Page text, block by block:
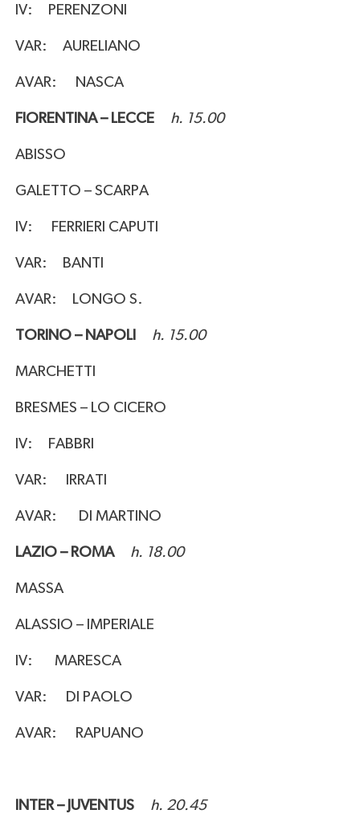
IV: PERENZONI
VAR: AURELIANO
AVAR: NASCA
FIORENTINA – LECCE h. 15.00
ABISSO
GALETTO – SCARPA
IV: FERRIERI CAPUTI
VAR: BANTI
AVAR: LONGO S.
TORINO – NAPOLI h. 15.00
MARCHETTI
BRESMES – LO CICERO
IV: FABBRI
VAR: IRRATI
AVAR: DI MARTINO
LAZIO – ROMA h. 18.00
MASSA
ALASSIO – IMPERIALE
IV: MARESCA
VAR: DI PAOLO
AVAR: RAPUANO
INTER – JUVENTUS h. 20.45